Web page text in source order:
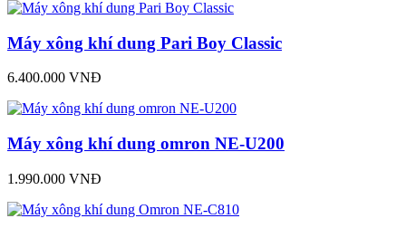
Máy xông khí dung Pari Boy Classic
6.400.000 VNĐ
Máy xông khí dung omron NE-U200
1.990.000 VNĐ